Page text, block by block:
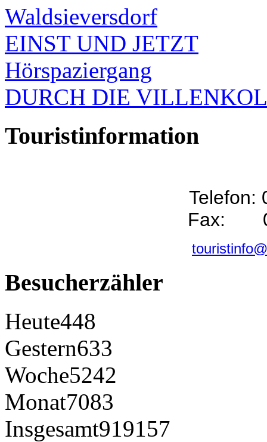
Waldsieversdorf
EINST UND JETZT
Hörspaziergang
DURCH DIE
Touristinformation
Telefon:
Fax:
Besucherzähler
Heute448
Gestern633
Woche5242
Monat7083
Insgesamt919157